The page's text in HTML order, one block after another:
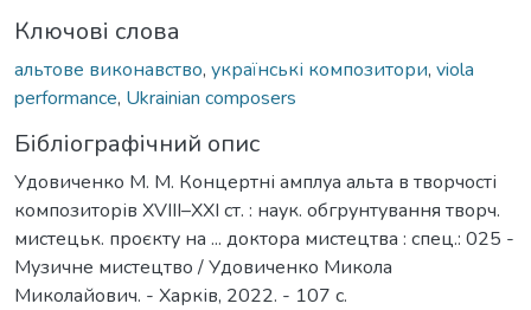
Ключові слова
альтове виконавство, українські композитори, viola
performance, Ukrainian composers
Бібліографічний опис
Удовиченко М. М. Концертні амплуа альта в творчості
композиторів XVIII–XXI ст. : наук. обгрунтування творч.
мистецьк. проєкту на ... доктора мистецтва : спец.: 025 -
Музичне мистецтво / Удовиченко Микола
Миколайович. - Харків, 2022. - 107 с.